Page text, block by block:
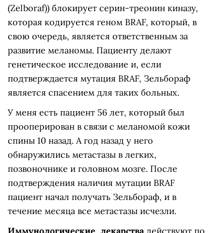
(Zelboraf)) блокирует серин-треонин киназу,
которая кодируется геном BRAF, который, в
свою очередь, является ответственным за
развитие меланомы. Пациенту делают
генетическое исследование и, если
подтверждается мутация BRAF, Зельбораф
является спасением для таких больных.
У меня есть пациент 56 лет, который был
прооперирован в связи с меланомой кожи
спины 10 назад. А год назад у него
обнаружились метастазы в легких,
позвоночнике и головном мозге. После
подтверждения наличия мутации BRAF
пациент начал получать Зельбораф, и в
течение месяца все метастазы исчезли.